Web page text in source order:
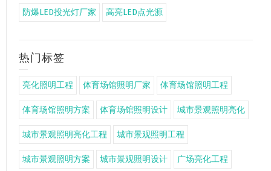
防爆LED投光灯厂家 高亮LED点光源
热门标签
亮化照明工程 体育场馆照明厂家 体育场馆照明工程
体育场馆照明方案 体育场馆照明设计 城市景观照明亮化
城市景观照明亮化工程 城市景观照明工程
城市景观照明方案 城市景观照明设计 广场亮化工程